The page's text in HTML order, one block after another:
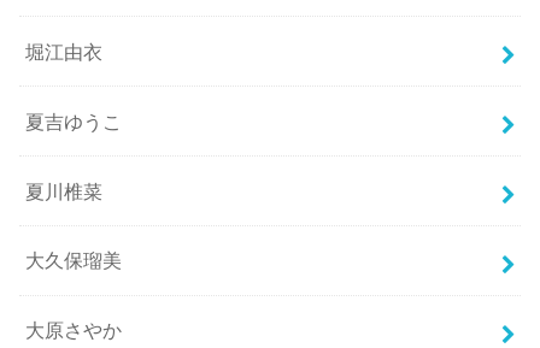
堀江由衣
夏吉ゆうこ
夏川椎菜
大久保瑠美
大原さやか